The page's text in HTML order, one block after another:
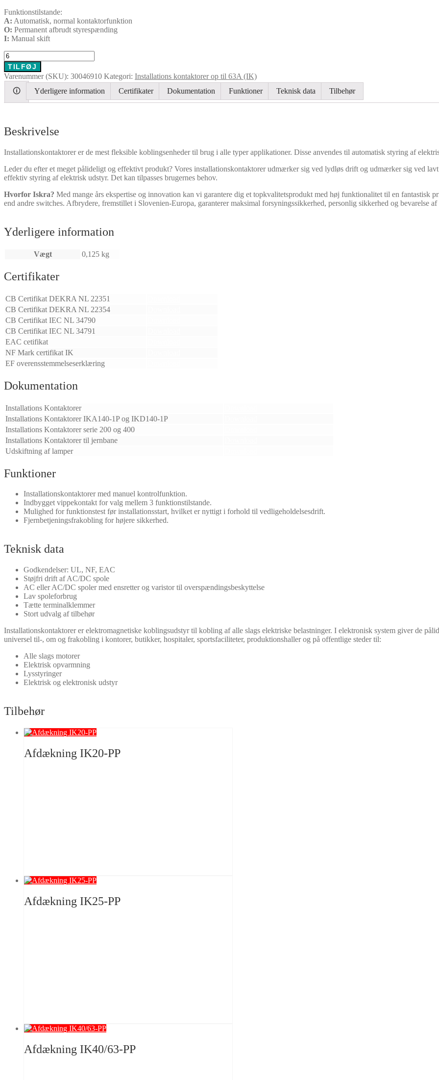
Funktionstilstande:
A: Automatisk, normal kontaktorfunktion
O: Permanent afbrudt styrespænding
I: Manual skift
IKA225-
01-
R-
230
antal
TILFØJ
Varenummer (SKU): 30046910 Kategori: Installations kontaktorer op til 63A (IK)
🛈
Yderligere information Certifikater Dokumentation Funktioner Teknisk data Tilbehør
Beskrivelse
Installationskontaktorer er de mest fleksible koblingsenheder til brug i alle typer applikationer. Disse anvendes til automatisk styring af
Leder du efter et meget pålideligt og effektivt produkt? Vores installationskontaktorer udmærker sig ved lydløs drift og udmærker sig ved
effektiv styring af elektrisk udstyr. Det kan tilpasses brugernes behov.
Hvorfor Iskra? Med mange års ekspertise og innovation kan vi garantere dig et topkvalitetsprodukt med høj funktionalitet til en fantastisk
end andre switches. Afbrydere, fremstillet i Slovenien-Europa, garanterer maksimal forsyningssikkerhed, personlig sikkerhed og bevarelse
Yderligere information
Vægt 0,125 kg
Certifikater
CB Certifikat DEKRA NL 22351
CB Certifikat DEKRA NL 22354
CB Certifikat IEC NL 34790
CB Certifikat IEC NL 34791
EAC cetifikat
NF Mark certifikat IK
EF overensstemmelseserklæring
Dokumentation
Installations Kontaktorer
Installations Kontaktorer IKA140-1P og IKD140-1P
Installations Kontaktorer serie 200 og 400
Installations Kontaktorer til jernbane
Udskiftning af lamper
Funktioner
Installationskontaktorer med manuel kontrolfunktion.
Indbygget vippekontakt for valg mellem 3 funktionstilstande.
Mulighed for funktionstest før installationsstart, hvilket er nyttigt i forhold til vedligeholdelsesdrift.
Fjernbetjeningsfrakobling for højere sikkerhed.
Teknisk data
Godkendelser: UL, NF, EAC
Støjfri drift af AC/DC spole
AC eller AC/DC spoler med ensretter og varistor til overspændingsbeskyttelse
Lav spoleforbrug
Tætte terminalklemmer
Stort udvalg af tilbehør
Installationskontaktorer er elektromagnetiske koblingsudstyr til kobling af alle slags elektriske belastninger. I elektronisk system giver de
universel til-, om og frakobling i kontorer, butikker, hospitaler, sportsfaciliteter, produktionshaller og på offentlige steder til:
Alle slags motorer
Elektrisk opvarmning
Lysstyringer
Elektrisk og elektronisk udstyr
Tilbehør
Afdækning IK20-PP
Afdækning IK25-PP
Afdækning IK40/63-PP